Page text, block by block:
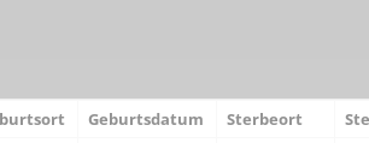
Geburtsdatum Sterbeort